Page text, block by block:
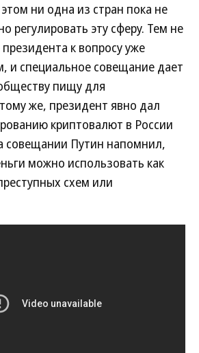
ни одна из стран пока не
регулировать эту сферу. Тем не
к вопросу уже
и специальное совещание дает
пищу для
же, президент явно дал
криптовалют в России
совещании Путин напомнил,
можно использовать как
схем или